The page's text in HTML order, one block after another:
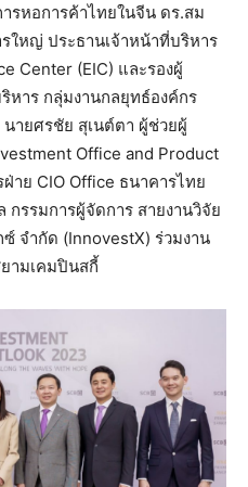
รหอการค้าไทยในจีน ดร.สม
ใหญ่ ประธานเจ้าหน้าที่บริหาร
Center (EIC) และรองผู้
หาร กลุ่มงานกลยุทธ์องค์กร
ายศรชัย สุเนต์ตา ผู้ช่วยผู้
Office and Product
าย CIO Office ธนาคารไทย
รรมการผู้จัดการ สายงานวิจัย
จำกัด (InnovestX) ร่วมงาน
ามเคมปินสกี้